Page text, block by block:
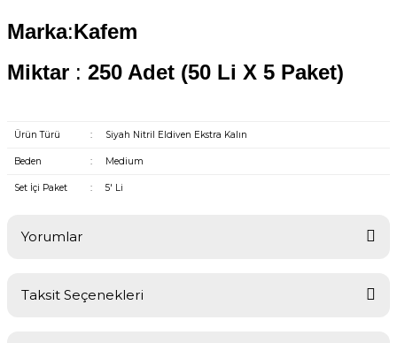
Marka:Kafem
Miktar : 250 Adet (50 Li X 5 Paket)
Ürün Türü : Siyah Nitril Eldiven Ekstra Kalın
Beden : Medium
Set İçi Paket : 5' Li
Yorumlar
Taksit Seçenekleri